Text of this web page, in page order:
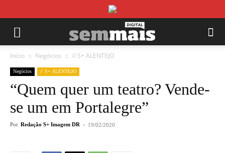
Início Negócios // S+ ALENTEJO
Negócios // S+ ALENTEJO
“Quem quer um teatro? Vende-
se um em Portalegre”
Por Redação S+ Imagem DR - 19/02/2020